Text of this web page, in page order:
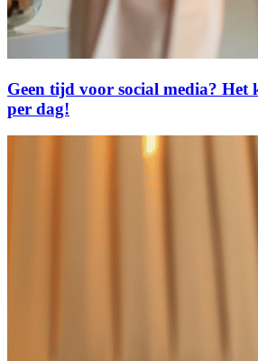
Geen tijd voor social media? Het
per dag!